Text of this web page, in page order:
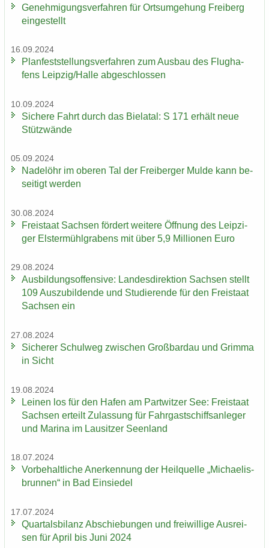
Ge­neh­mi­gungs­ver­fah­ren für Orts­um­ge­hung Frei­berg
ein­ge­stellt
16.09.2024
Plan­fest­stel­lungs­ver­fah­ren zum Aus­bau des Flug­ha­
fens Leip­zig/Halle ab­ge­schlos­sen
10.09.2024
Si­che­re Fahrt durch das Bie­la­tal: S 171 er­hält neue
Stüt­z­wän­de
05.09.2024
Na­del­öhr im obe­ren Tal der Frei­ber­ger Mulde kann be­
sei­tigt wer­den
30.08.2024
Frei­staat Sach­sen för­dert wei­te­re Öff­nung des Leip­zi­
ger Els­ter­mühl­gra­bens mit über 5,9 Mil­lio­nen Euro
29.08.2024
Aus­bil­dungs­of­fen­si­ve: Lan­des­di­rek­ti­on Sach­sen stellt
109 Aus­zu­bil­den­de und Stu­die­ren­de für den Frei­staat
Sach­sen ein
27.08.2024
Si­che­rer Schul­weg zwi­schen Groß­bardau und Grim­ma
in Sicht
19.08.2024
Lei­nen los für den Hafen am Part­wit­zer See: Frei­staat
Sach­sen er­teilt Zu­las­sung für Fahr­gast­schiffs­an­le­ger
und Ma­ri­na im Lau­sit­zer Se­en­land
18.07.2024
Vor­be­halt­li­che An­er­ken­nung der Heil­quel­le „Mi­chae­lis­
brun­nen“ in Bad Ein­sie­del
17.07.2024
Quar­tals­bi­lanz Ab­schie­bun­gen und frei­wil­li­ge Aus­rei­
sen für April bis Juni 2024